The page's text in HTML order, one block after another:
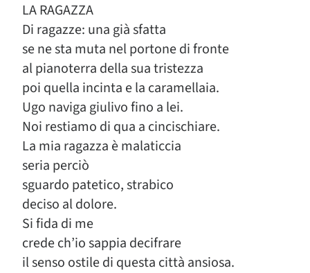
LA RAGAZZA
Di ragazze: una già sfatta
se ne sta muta nel portone di fronte
al pianoterra della sua tristezza
poi quella incinta e la caramellaia.
Ugo naviga giulivo fino a lei.
Noi restiamo di qua a cincischiare.
La mia ragazza è malaticcia
seria perciò
sguardo patetico, strabico
deciso al dolore.
Si fida di me
crede ch’io sappia decifrare
il senso ostile di questa città ansiosa.